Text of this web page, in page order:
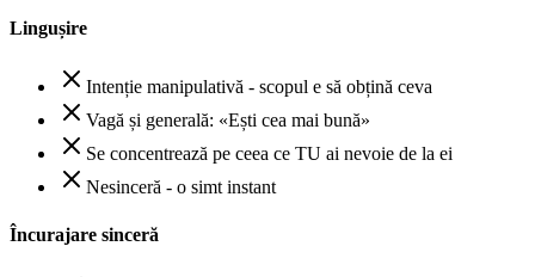
Lingușire
Intenție manipulativă - scopul e să obțină ceva
Vagă și generală: «Ești cea mai bună»
Se concentrează pe ceea ce TU ai nevoie de la ei
Nesinceră - o simt instant
Încurajare sinceră